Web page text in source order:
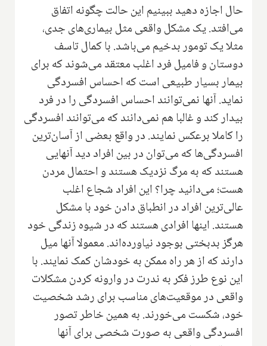
حال اجازه دهید ببینیم این حالت چگونه اتفاق
می‌افتد. یک مشکل واقعی مثل بیماری‌های جدی،
مثلا یک تومور بدخیم می‌باشد. با کمال تاسف
دوستان و فامیل فرد اغلب معتقد می‌شوند که برای
بیمار بسیار طبیعی است که احساس افسردگی
نماید. آنها نمی‌توانند احساس افسردگی را در فرد
بیدار کند و غالبا هم نمی‌دانند که می‌توانند افسردگی
را کاملا برعکس نمایند. در واقع بعضی از آسان‌ترین
افسردگی‌ها که می‌توان در بین افراد دید آنهایی
هستند که به مرگ نزدیک هستند و احتمال مردن
هست؛ می‌دانید چرا‌؟ این افراد شجاع اغلب
عالی‌ترین افراد در انطباق دادن خود با مشکل
هستند. اینها افرادی هستند که در شیوه زندگی خود
هرگز بدبختی بوجود نیاورده‌اند. معمولا آنها میل
دارند که از هر راه ممکن به خودشان کمک نمایند. با
این نوع طرز فکر به ندرت در وارونه کردن مشکلات
واقعی در موقعیت‌های مناسب برای رشد شخصیت
خود، شکست می‌خورند. به همین خاطر تصور
افسردگی واقعی به صورت شخصی برای آنها